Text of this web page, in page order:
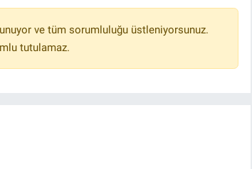
ve tüm sorumluluğu üstleniyorsunuz.
tutulamaz.